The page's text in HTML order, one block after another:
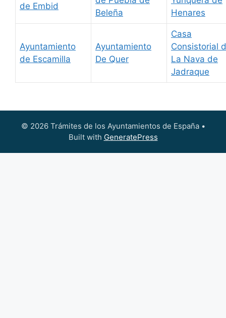
de Embid
Beleña
Henares
Ayuntamiento
de Escamilla
Ayuntamiento
De Quer
Casa
Consistorial
La Nava de
Jadraque
© 2026 Trámites de los Ayuntamientos de España•
Built with GeneratePress